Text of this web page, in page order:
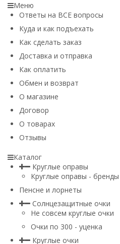
Меню
Ответы на ВСЕ вопросы
Куда и как подъехать
Как сделать заказ
Доставка и отправка
Как оплатить
Обмен и возврат
О магазине
Договор
О товарах
Отзывы
Каталог
Круглые оправы
Круглые оправы - бренды
Пенсне и лорнеты
Солнцезащитные очки
Не совсем круглые очки
Очки по 300 - уценка
Круглые очки